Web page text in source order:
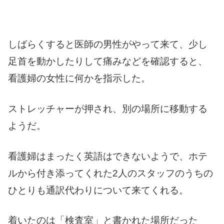
しばらくすると医師の男性がやって来て、少し
足首を動かしたりして痛みなどを確認すると、
看護婦の女性に何かを指示した。
ストレッチャーが押され、別の場所に移動する
ようだ。
看護婦はまったく英語はできないようで、ホテ
ルから付き添ってくれた2人のスタッフのうちの
ひとりも通訳代わりについて来てくれる。
着いたのは「検査室」と書かれた場所だった